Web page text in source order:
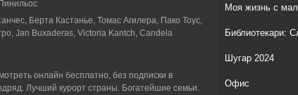
Берта Кастанье, Томас Агилера, Пако Тоус,
Jan Buxaderas, Victoria Kantch, Candela
онлайн бесплатно, без подписки в
Лучший курорт страны. Богатейшие семьи.
Моя жизнь с
Библиотекари:
Шугар 2024
Офис